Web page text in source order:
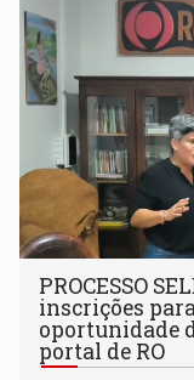
PROCESSO
inscrições
oportunidade
portal de RO